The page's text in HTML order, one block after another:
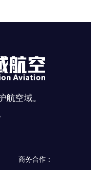
航空域。
商务合作：